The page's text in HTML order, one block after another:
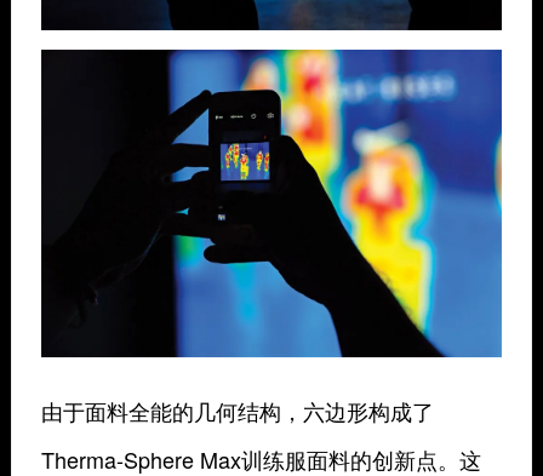
由于面料全能的几何结构，六边形构成了
Therma-Sphere Max训练服面料的创新点。这